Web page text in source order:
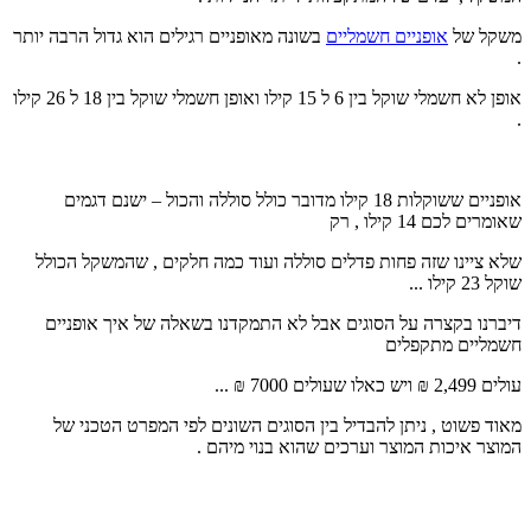
משקל של אופניים חשמליים בשונה מאופניים רגילים הוא גדול הרבה יותר
.
אופן לא חשמלי שוקל בין 6 ל 15 קילו ואופן חשמלי שוקל בין 18 ל 26 קילו
.
אופניים ששוקלות 18 קילו מדובר כולל סוללה והכול – ישנם דגמים
שאומרים לכם 14 קילו , רק
שלא ציינו שזה פחות פדלים סוללה ועוד כמה חלקים , שהמשקל הכולל
שוקל 23 קילו ...
דיברנו בקצרה על הסוגים אבל לא התמקדנו בשאלה של איך אופניים
חשמליים מתקפלים
עולים 2,499 ₪ ויש כאלו שעולים 7000 ₪ ...
מאוד פשוט , ניתן להבדיל בין הסוגים השונים לפי המפרט הטכני של
המוצר איכות המוצר וערכים שהוא בנוי מיהם .